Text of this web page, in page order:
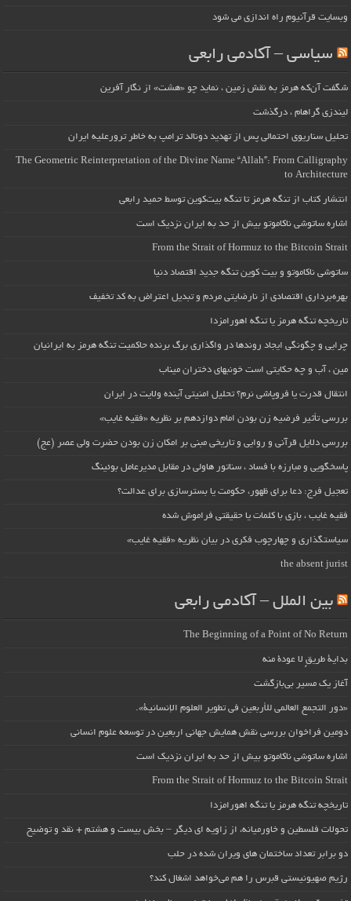
وبسایت قرآنیوم راه اندازی می شود
سیاسی – آکادمی رابعی
شگفت آن‌که هرمز به نقش زمین ، نماید چو «هشت» از نگار آفرین
لیندزی گراهام ، درگذشت
تحلیل سناریوی احتمالی پس از تهدید دونالد ترامپ به خاطر ترورعلیه ایران
The Geometric Reinterpretation of the Divine Name “Allah”: From Calligraphy
to Architecture
انتشار کتاب از تنگه هرمز تا تنگه بیت‌کوین توسط حمید رابعی
اشاره ساتوشی ناکاموتو بیش از حد به ایران نزدیک است
From the Strait of Hormuz to the Bitcoin Strait
ساتوشی ناکاموتو و بیت کوین تنگه جدید اقتصاد دنیا
بهره‌برداری اقتصادی از نارضایتی مردم و تبدیل اعتراض به کد تخفیف
تاریخچه تنگه هرمز یا تنگه اهورامزدا
چرایی و چگونگی ایجاد روندها در واگذاری برگ برنده حاکمیت تنگه هرمز به ایرانیان
مین ، آب و چه حکایتی است خونبهای دختران میناب
انتقال قدرت یا فروپاشی نرم؟ تحلیل امنیتی آینده ولایت در ایران
بررسی تأثیر فرضیه زن بودن امام دوازدهم بر نظریه «فقیه غایب»
بررسی دلایل قرآنی و روایی و تاریخی مبنی بر امکان زن بودن حضرت ولی عصر (عج)
پاسخگویی و مبارزه با فساد ، سناتور هاولی در مقابل مدیرعامل بوئینگ
تعجیل فرج: دعا برای ظهور، حکومت یا بسترسازی برای عدالت؟
فقیه غایب ، بازی با کلمات یا حقیقتی فراموش شده
سیاستگذاری و چهارچوب فکری در بیان نظریه «فقیه غایب»
the absent jurist
بین الملل – آکادمی رابعی
The Beginning of a Point of No Return
بداية طريقٍ لا عودة منه
آغاز یک مسیر بی‌بازگشت
«دور التجمع العالمي للأربعين في تطوير العلوم الإنسانية».
دومین فراخوان بررسی نقش همایش جهانی اربعین در توسعه علوم انسانی
اشاره ساتوشی ناکاموتو بیش از حد به ایران نزدیک است
From the Strait of Hormuz to the Bitcoin Strait
تاریخچه تنگه هرمز یا تنگه اهورامزدا
تحولات فلسطین و خاورمیانه، از زاویه ای دیگر – بخش بیست و هشتم + نقد و توضیح
دو برابر تعداد ساختمان های ویران شده در حلب
رژیم صهیونیستی قبرس را هم می‌خواهد اشغال کند؟